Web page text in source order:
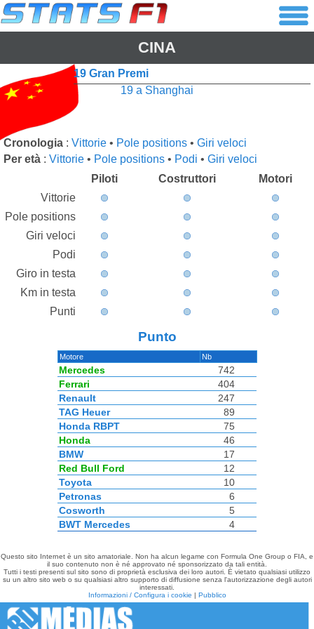
CINA
19 Gran Premi
19 a Shanghai
Cronologia : Vittorie • Pole positions • Giri veloci
Per età : Vittorie • Pole positions • Podi • Giri veloci
Piloti
Costruttori
Motori
Vittorie
Pole positions
Giri veloci
Podi
Giro in testa
Km in testa
Punti
Punto
Motore Nb
Mercedes
742
Ferrari
404
Renault
247
TAG Heuer
89
Honda RBPT
75
Honda
46
BMW
17
Red Bull Ford
12
Toyota
10
Petronas
6
Cosworth
5
BWT Mercedes
4
Questo sito Internet è un sito amatoriale. Non ha alcun legame con Formula One Group o FIA, e
il suo contenuto non è né approvato né sponsorizzato da tali entità.
Tutti i testi presenti sul sito sono di proprietà esclusiva dei loro autori. È vietato qualsiasi utilizzo
su un altro sito web o su qualsiasi altro supporto di diffusione senza l'autorizzazione degli autori
interessati.
Informazioni / Configura i cookie | Pubblico